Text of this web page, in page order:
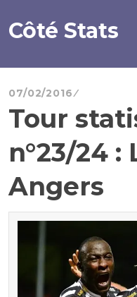
au
contenu
Côté Stats
07/02/2016
Tour
n°23/24 :
Angers